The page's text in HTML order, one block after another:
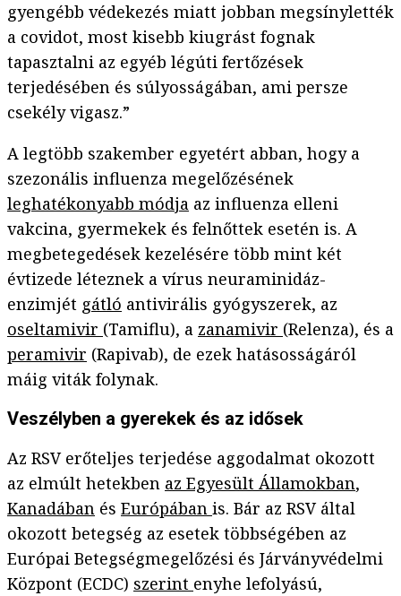
gyengébb védekezés miatt jobban megsínylették
a covidot, most kisebb kiugrást fognak
tapasztalni az egyéb légúti fertőzések
terjedésében és súlyosságában, ami persze
csekély vigasz.”
A legtöbb szakember egyetért abban, hogy a
szezonális influenza megelőzésének
leghatékonyabb módja az influenza elleni
vakcina, gyermekek és felnőttek esetén is. A
megbetegedések kezelésére több mint két
évtizede léteznek a vírus neuraminidáz-
enzimjét gátló antivirális gyógyszerek, az
oseltamivir (Tamiflu), a zanamivir (Relenza), és a
peramivir (Rapivab), de ezek hatásosságáról
máig viták folynak.
Veszélyben a gyerekek és az idősek
Az RSV erőteljes terjedése aggodalmat okozott
az elmúlt hetekben az Egyesült Államokban,
Kanadában és Európában is. Bár az RSV által
okozott betegség az esetek többségében az
Európai Betegségmegelőzési és Járványvédelmi
Központ (ECDC) szerint enyhe lefolyású,